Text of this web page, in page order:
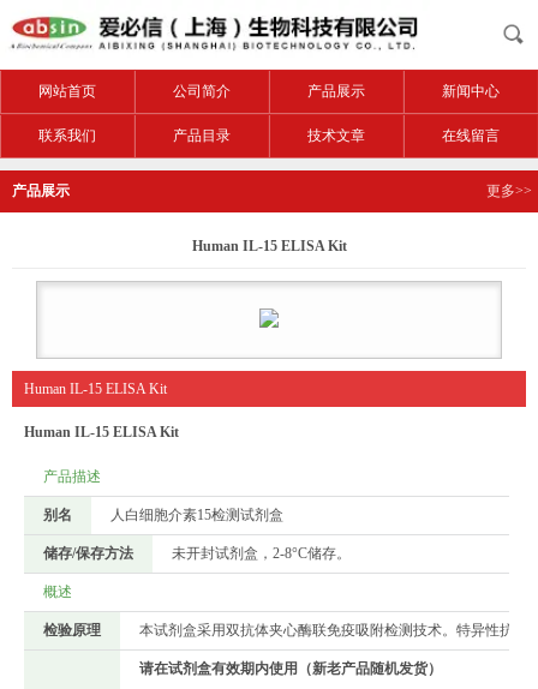
网站首页 公司简介 产品展示 新闻中心
联系我们 产品目录 技术文章 在线留言
产品展示 更多>>
Human IL-15 ELISA Kit
Human IL-15 ELISA Kit
Human IL-15 ELISA Kit
产品描述
别名 人白细胞介素15检测试剂盒
储存/保存方法 未开封试剂盒，2-8°C储存。
概述
检验原理 本试剂盒采用双抗体夹心酶联免疫吸附检测技术。特异性抗人
请在试剂盒有效期内使用（新老产品随机发货）